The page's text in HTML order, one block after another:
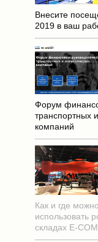
Внесите
2019 в ваш
Форум
транспортных
компаний
Как и где
использовать
складах E-